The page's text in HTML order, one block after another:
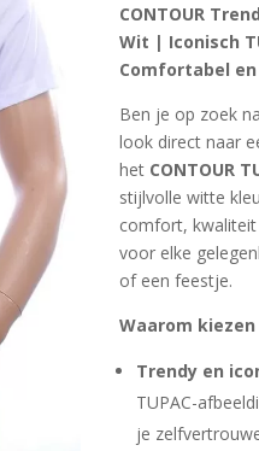
gebaseerd
op
klantbeoorde
ling
CONTOUR
Wit | Iconisch
Comfortabel
Ben je op zoek
look direct naar
het CONTOUR
stijlvolle witte
comfort,
voor elke
of een feestje.
Waarom
Trendy en
TUPAC-
je